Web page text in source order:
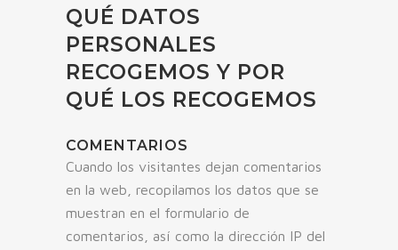
QUÉ DATOS
PERSONALES
RECOGEMOS Y POR
QUÉ LOS RECOGEMOS
COMENTARIOS
Cuando los visitantes dejan comentarios
en la web, recopilamos los datos que se
muestran en el formulario de
comentarios, así como la dirección IP del